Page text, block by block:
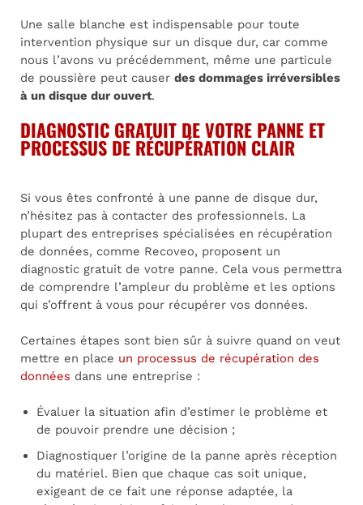
Une salle blanche est indispensable pour toute
intervention physique sur un disque dur, car comme
nous l’avons vu précédemment, même une particule
de poussière peut causer des dommages irréversibles
à un disque dur ouvert.
DIAGNOSTIC GRATUIT DE VOTRE PANNE ET
PROCESSUS DE RÉCUPÉRATION CLAIR
Si vous êtes confronté à une panne de disque dur,
n’hésitez pas à contacter des professionnels. La
plupart des entreprises spécialisées en récupération
de données, comme Recoveo, proposent un
diagnostic gratuit de votre panne. Cela vous permettra
de comprendre l’ampleur du problème et les options
qui s’offrent à vous pour récupérer vos données.
Certaines étapes sont bien sûr à suivre quand on veut
mettre en place un processus de récupération des
données dans une entreprise :
Évaluer la situation afin d’estimer le problème et
de pouvoir prendre une décision ;
Diagnostiquer l’origine de la panne après réception
du matériel. Bien que chaque cas soit unique,
exigeant de ce fait une réponse adaptée, la